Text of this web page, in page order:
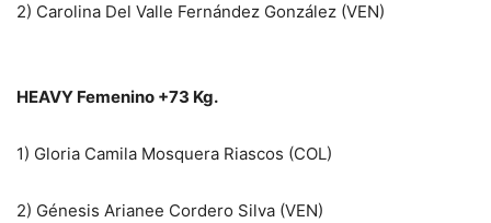
2) Carolina Del Valle Fernández González (VEN)
HEAVY Femenino +73 Kg.
1) Gloria Camila Mosquera Riascos (COL)
2) Génesis Arianee Cordero Silva (VEN)